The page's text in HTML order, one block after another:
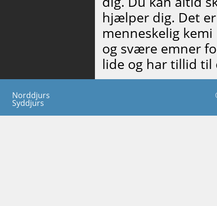
hjælper dig. Det
menneskelig
og svære emner
lide og har tillid til
Norddjurs
Syddjurs